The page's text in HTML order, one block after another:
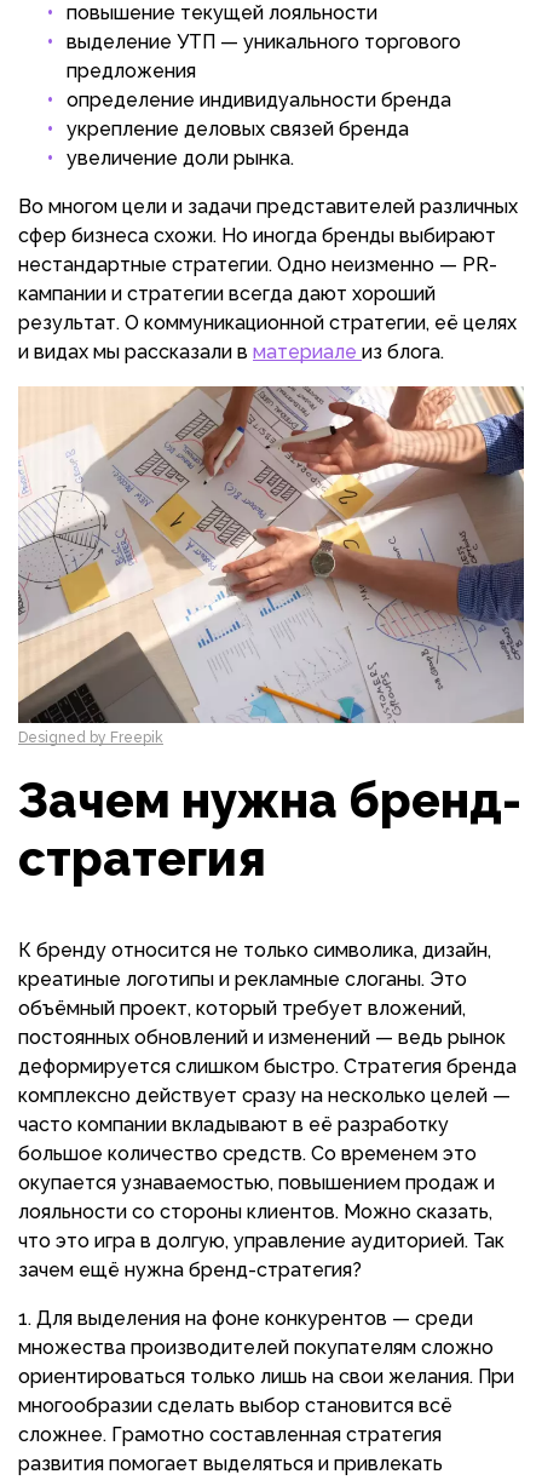
повышение текущей лояльности
выделение УТП — уникального торгового
предложения
определение индивидуальности бренда
укрепление деловых связей бренда
увеличение доли рынка.
Во многом цели и задачи представителей различных
сфер бизнеса схожи. Но иногда бренды выбирают
нестандартные стратегии. Одно неизменно — PR-
кампании и стратегии всегда дают хороший
результат. О коммуникационной стратегии, её целях
и видах мы рассказали в материале из блога.
Designed by Freepik
Зачем нужна бренд-
стратегия
К бренду относится не только символика, дизайн,
креатиные логотипы и рекламные слоганы. Это
объёмный проект, который требует вложений,
постоянных обновлений и изменений — ведь рынок
деформируется слишком быстро. Стратегия бренда
комплексно действует сразу на несколько целей —
часто компании вкладывают в её разработку
большое количество средств. Со временем это
окупается узнаваемостью, повышением продаж и
лояльности со стороны клиентов. Можно сказать,
что это игра в долгую, управление аудиторией. Так
зачем ещё нужна бренд-стратегия?
Для выделения на фоне конкурентов — среди
множества производителей покупателям сложно
ориентироваться только лишь на свои желания. При
многообразии сделать выбор становится всё
сложнее. Грамотно составленная стратегия
развития помогает выделяться и привлекать